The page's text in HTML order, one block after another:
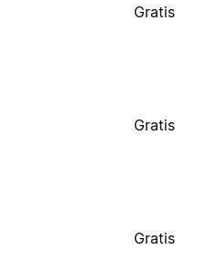
Gratis
Gratis
Gratis